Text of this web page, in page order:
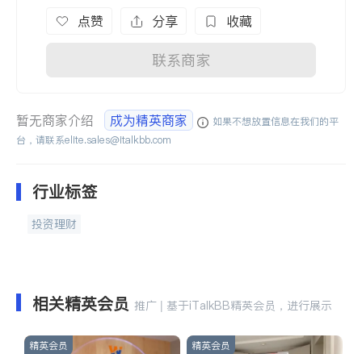
点赞 分享 收藏
联系商家
暂无商家介绍 成为精英商家
如果不想放置信息在我们的平
台，请联系elite.sales@italkbb.com
行业标签
投资理财
相关精英会员 推广 | 基于iTalkBB精英会员，进行展示
精英会员 精英会员